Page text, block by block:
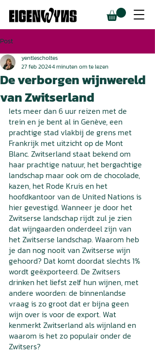
Post
De verborgen wijnwereld
van Zwitserland
yentlescholtes
27 feb 20244 minuten om te lezen
Iets meer dan 6 uur reizen met de
trein en je bent al in Genève, een
prachtige stad vlakbij de grens met
Frankrijk met uitzicht op de Mont
Blanc. Zwitserland staat bekend om
haar prachtige natuur, het bergachtige
landschap maar ook om de chocolade,
kazen, het Rode Kruis en het
hoofdkantoor van de United Nations is
hier gevestigd. Wanneer je door het
Zwitserse landschap rijdt zul je zien
dat wijngaarden onderdeel zijn van
het Zwitserse landschap. Waarom heb
je dan nog nooit van Zwitserse wijn
gehoord? Dat komt doordat slechts 1%
wordt geëxporteerd. De Zwitsers
drinken het liefst zelf hun wijnen, met
andere woorden: de binnenlandse
vraag is zo groot dat er bijna geen
wijn over is voor de export. Wat
kenmerkt Zwitserland als wijnland en
waarom is het zo populair onder de
Zwitsers?